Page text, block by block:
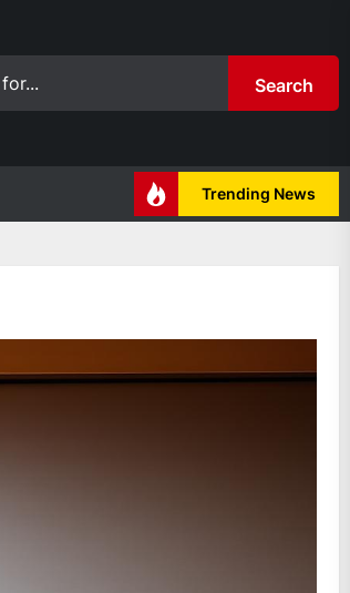
Search
Trending News